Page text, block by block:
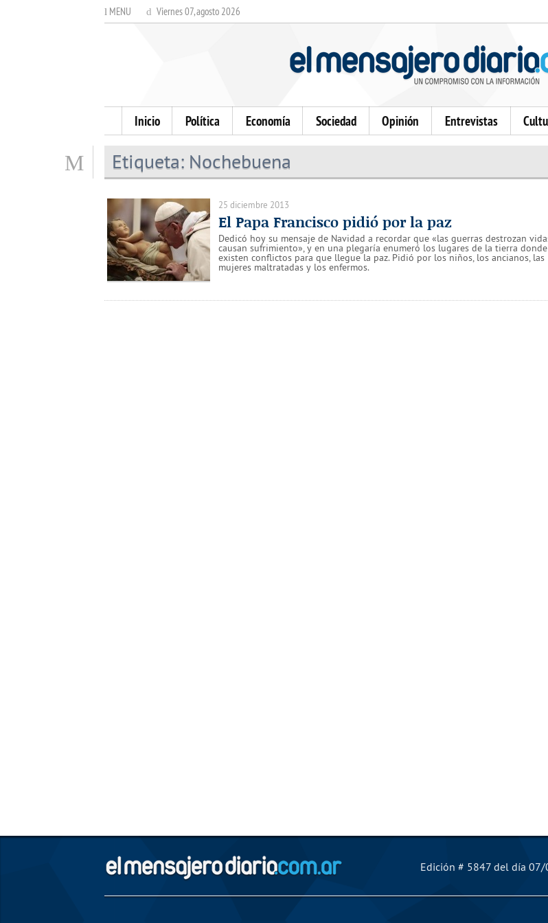
MENU Viernes 07, agosto 2026
Inicio Política Economía Sociedad Opinión Entrevistas
Etiqueta: Nochebuena
25 diciembre 2013
El Papa Francisco pidió por la paz
Dedicó hoy su mensaje de Navidad a recordar que «las guerras destrozan
causan sufrimiento», y en una plegaría enumeró los lugares de la tierra donde
existen conflictos para que llegue la paz. Pidió por los niños, los ancianos, las
mujeres maltratadas y los enfermos.
El Mensajero Diario
Edición # 5847 del día